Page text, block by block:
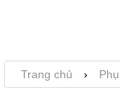
Trang chủ ›